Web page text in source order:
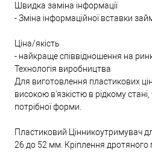
Швидка заміна інформації
- Зміна інформаційної вставки
Ціна/якість
- найкраще співвідношення на
Технологія виробництва
Для виготовлення пластикових
високою в'язкістю в рідкому
потрібної форми.
Пластиковий Цінникоутримувач
26 до 52 мм. Кріплення дротяного